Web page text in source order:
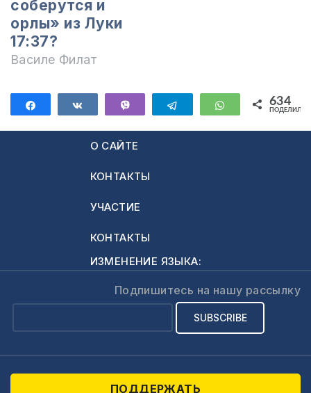
воскрешал из
мертвых. Так
много людей
получить
соберутся и
орлы» из Луки
17:37?
Василе Филат
ПоделитьсяПоделиться Telegram WhatsApp
634
О САЙТЕ
КОНТАКТЫ
УЧАСТИЕ
КОНТАКТЫ
ИЗМЕНЕНИЕ ЯЗЫКА:
Подпишитесь на нашу рассылку
ПОДДЕРЖАТЬ